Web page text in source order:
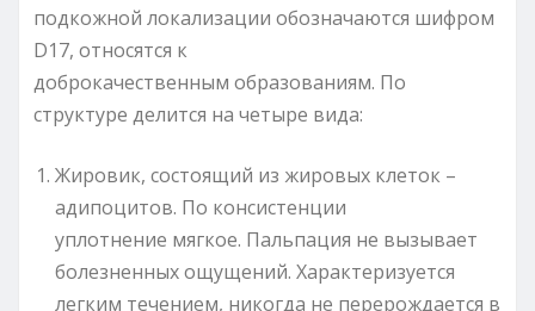
подкожной локализации обозначаются шифром
D17, относятся к
доброкачественным образованиям. По
структуре делится на четыре вида:
Жировик, состоящий из жировых клеток –
адипоцитов. По консистенции
уплотнение мягкое. Пальпация не вызывает
болезненных ощущений. Характеризуется
легким течением, никогда не перерождается в